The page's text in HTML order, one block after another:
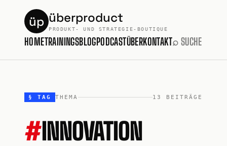
üp überproduct
PRODUKT- UND STRATEGIE-BOUTIQUE
HOMETRAININGSBLOGPODCASTÜBERKONTAKT⌕ SUCHE
§ TAG THEMA 13 BEITRÄGE
#INNOVATION